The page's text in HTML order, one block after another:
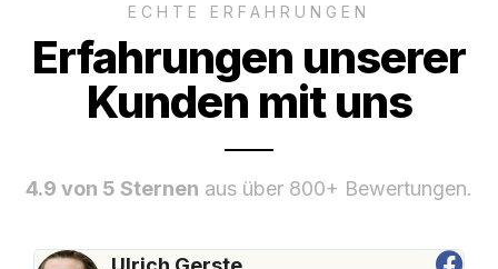
ECHTE ERFAHRUNGEN
Erfahrungen unserer
Kunden mit uns
4.9 von 5 Sternen aus über 800+ Bewertungen.